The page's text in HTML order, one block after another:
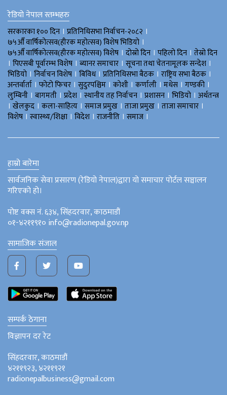
रेडियो नेपाल स्तम्भहरु
सरकारका १०० दिन । प्रतिनिधिसभा निर्वाचन-२०८२ ।
७५औँ वार्षिकोत्सव(हीरक महोत्सव) विशेष भिडियाे ।
७५औँ वार्षिकोत्सव(हीरक महोत्सव) विशेष । दोस्रो दिन । पहिलो दिन । तेस्रो दिन
। पिएसबी पूर्वारम्भ विशेष । ब्यानर समाचार । सूचना तथा चेतनामूलक सन्देश ।
भिडियाे । निर्वाचन विशेष । बिविध। प्रतिनिधिसभा बैठक । राष्ट्रिय सभा बैठक ।
अन्तर्वार्ता । फोटो फिचर । सुदुरपश्चिम । काेशी । कर्णाली । मधेस । गण्डकी ।
लुम्बिनी । बागमती । प्रदेश । स्थानीय तह निर्वाचन । प्रशासन । भिडियो । अर्थतन्त्र
। खेलकुद । कला-साहित्य । समाज प्रमुख । ताजा प्रमुख । ताजा समाचार ।
विशेष । स्वास्थ्य/शिक्षा । विदेश । राजनीति । समाज ।
हाम्रो बारेमा
सार्वजनिक सेवा प्रसारण (रेडियो नेपाल)द्वारा यो समाचार पोर्टल सञ्चालन
गरिएको हो।
पोष्ट वक्स नं. ६३४, सिंहदरवार, काठमाडौं
०१-४२११९१० info@radionepal.gov.np
सामाजिक संजाल
सम्पर्क ठेगाना
विज्ञापन दर रेट
सिंहदरवार, काठमाडौं
४२११९२३, ४२११९२१
radionepalbusiness@gmail.com